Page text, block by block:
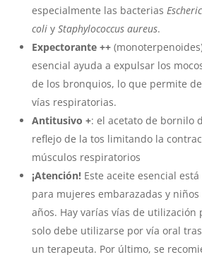
especialmente las bacterias
coliy Staphylococcus aureus.
Expectorante ++
esencial ayuda a expulsar los
de los bronquios, lo que permite
vías respiratorias.
Antitusivo +: el acetato de bornilo
reflejo de la tos limitando la
músculos respiratorios
¡Atención! Este aceite esencial
para mujeres embarazadas y
años. Hay varías vías de utilización
solo debe utilizarse por vía oral
un terapeuta. Por último, se